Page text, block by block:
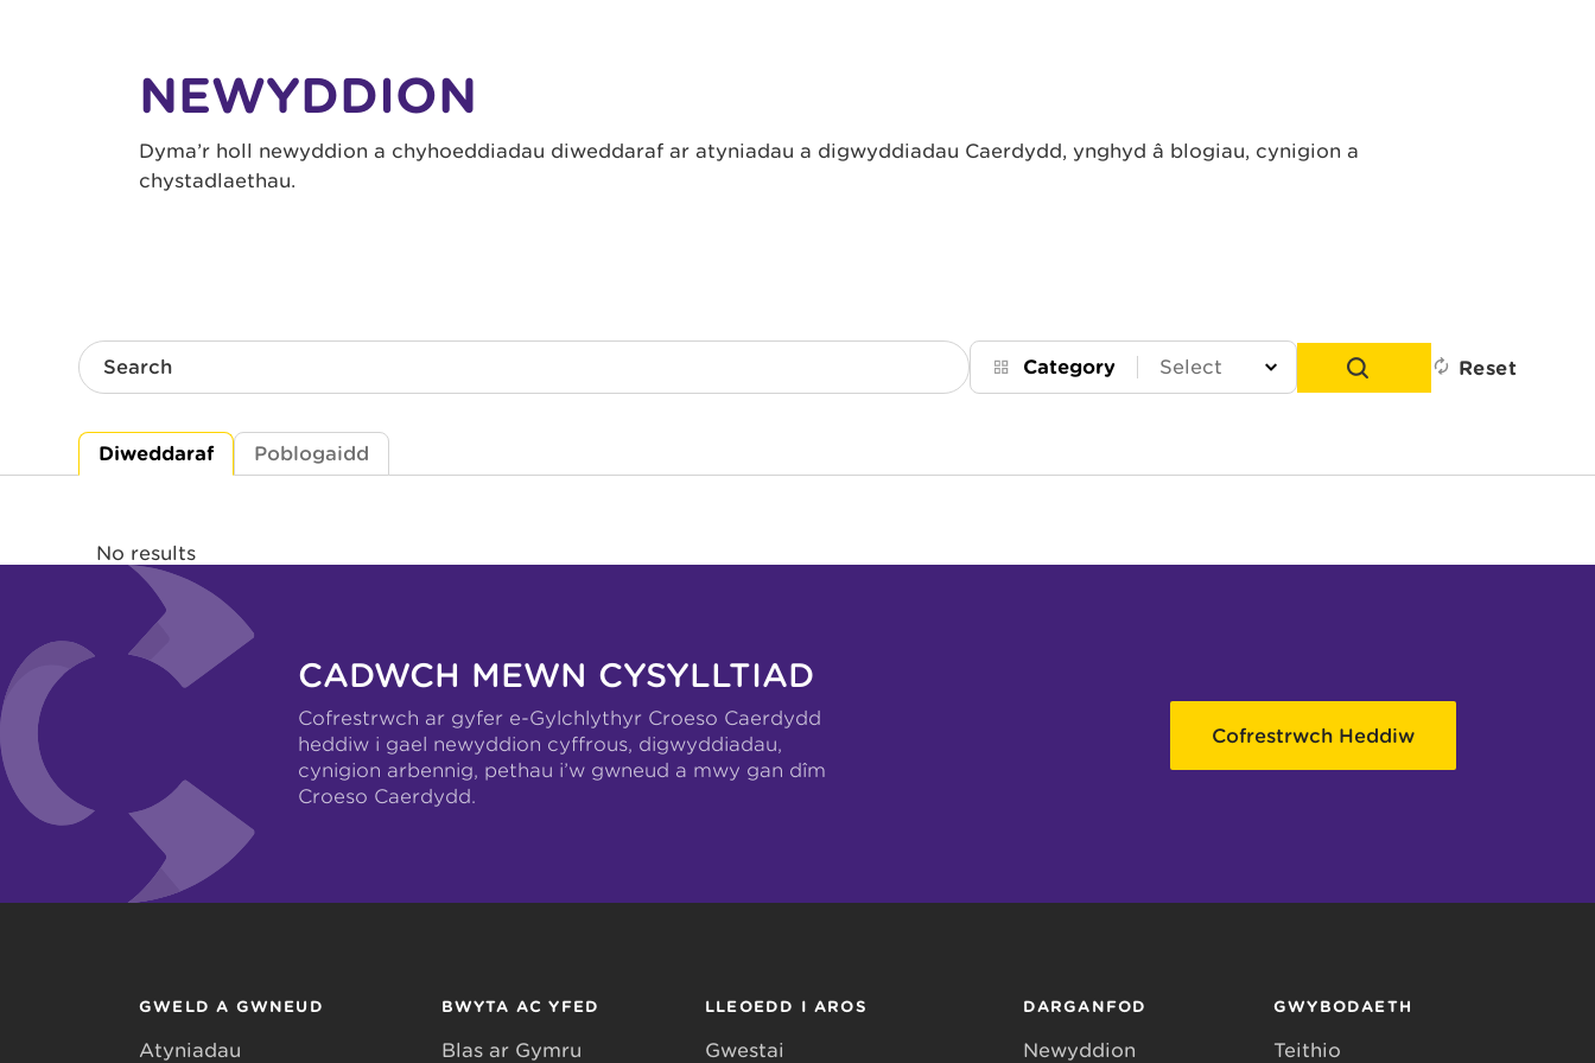
NEWYDDION
Dyma’r holl newyddion a chyhoeddiadau diweddaraf ar atyniadau a digwyddiadau Caerdydd, ynghyd â blogiau, cynigion a
chystadlaethau.
Search Category Reset
Diweddaraf Poblogaidd
No results
CADWCH MEWN CYSYLLTIAD
Cofrestrwch ar gyfer e-Gylchlythyr Croeso Caerdydd
heddiw i gael newyddion cyffrous, digwyddiadau,
cynigion arbennig, pethau i’w gwneud a mwy gan dîm
Croeso Caerdydd.
Cofrestrwch Heddiw
GWELD A GWNEUD
Atyniadau
BWYTA AC YFED
Blas ar Gymru
LLEOEDD I AROS
Gwestai
DARGANFOD
Newyddion
GWYBODAETH
Teithio